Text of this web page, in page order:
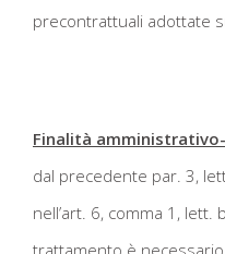
precontrattuali adottate
Finalità
dal precedente par. 3,
nell’art. 6, comma 1, lett.
trattamento è